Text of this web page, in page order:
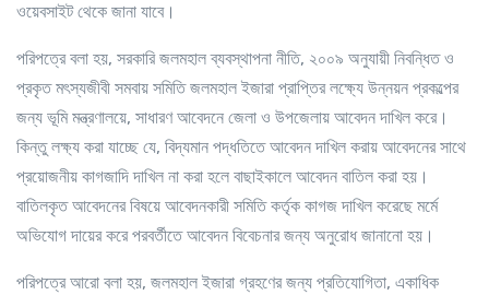
ওয়েবসাইট থেকে জানা যাবে।
পরিপত্রে বলা হয়, সরকারি জলমহাল ব্যবস্থাপনা নীতি, ২০০৯ অনুযায়ী নিবন্ধিত ও
প্রকৃত মৎস্যজীবী সমবায় সমিতি জলমহাল ইজারা প্রাপ্তির লক্ষ্যে উন্নয়ন প্রকল্পের
জন্য ভূমি মন্ত্রণালয়ে, সাধারণ আবেদনে জেলা ও উপজেলায় আবেদন দাখিল করে।
কিন্তু লক্ষ্য করা যাচ্ছে যে, বিদ্যমান পদ্ধতিতে আবেদন দাখিল করায় আবেদনের সাথে
প্রয়োজনীয় কাগজাদি দাখিল না করা হলে বাছাইকালে আবেদন বাতিল করা হয়।
বাতিলকৃত আবেদনের বিষয়ে আবেদনকারী সমিতি কর্তৃক কাগজ দাখিল করেছে মর্মে
অভিযোগ দায়ের করে পরবর্তীতে আবেদন বিবেচনার জন্য অনুরোধ জানানো হয়।
পরিপত্রে আরো বলা হয়, জলমহাল ইজারা গ্রহণের জন্য প্রতিযোগিতা, একাধিক